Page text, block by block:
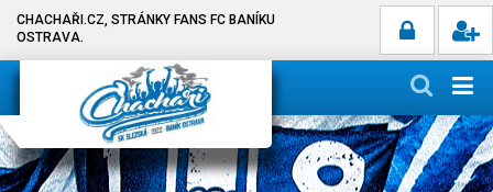
CHACHAŘI.CZ, STRÁNKY FANS FC BANÍKU
OSTRAVA.